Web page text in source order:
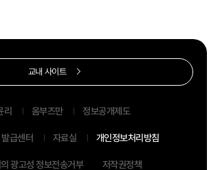
리 옴부즈만 정보공개제도
급센터 자료실 개인정보처리방침
광고성 정보전송거부 저작권정책
교내 사이트